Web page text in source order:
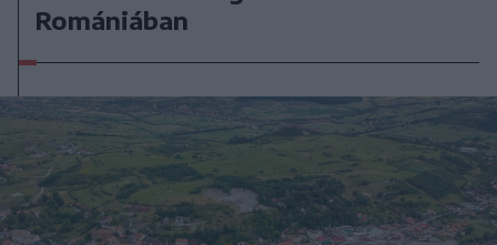
Romániában